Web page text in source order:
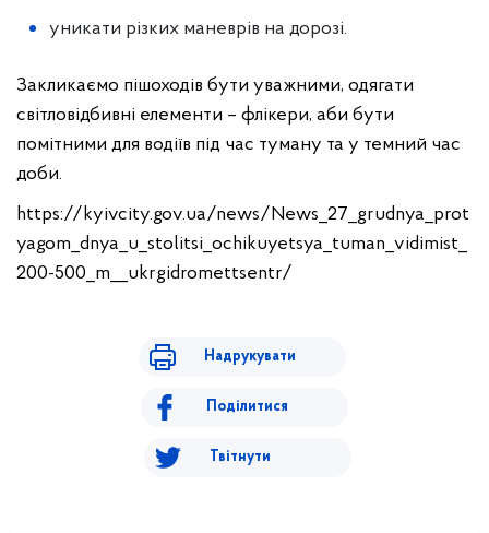
уникати різких маневрів на дорозі.
Закликаємо пішоходів бути уважними, одягати
світловідбивні елементи – флікери, аби бути
помітними для водіїв під час туману та у темний час
доби.
https://kyivcity.gov.ua/news/News_27_grudnya_prot
yagom_dnya_u_stolitsi_ochikuyetsya_tuman_vidimist_
200-500_m__ukrgidromettsentr/
Надрукувати
Поділитися
Твітнути